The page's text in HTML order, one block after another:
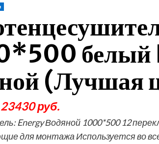
белый
(Лучшая
руб.
Energy Водяной 1000*500 12
для монтажа Используется во